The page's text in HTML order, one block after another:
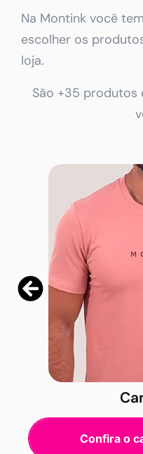
Na Montink você
escolher os
loja.
São +35 produtos
Confira o